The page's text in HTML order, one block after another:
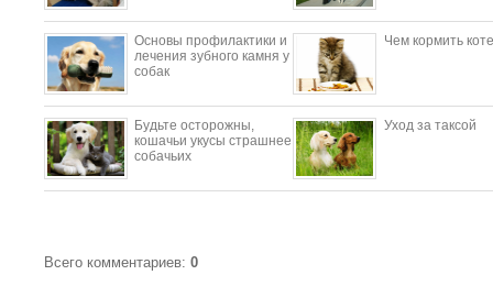
Основы профилактики и
лечения зубного камня у
собак
Чем кормить
Будьте осторожны,
кошачьи укусы страшнее
собачьих
Уход за таксой
Всего комментариев: 0